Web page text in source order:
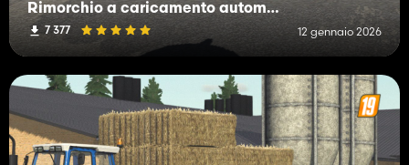
Rimorchio a caricamento automatico fatto in casa
7 377 12 gennaio 2026